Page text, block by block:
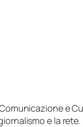
e
e la rete.